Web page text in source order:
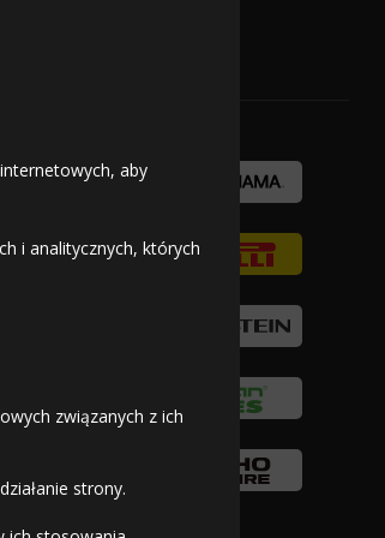
aby
i analitycznych, których
związanych z ich
strony.
zł/szt.
Kup
Kup
Kup
Kup